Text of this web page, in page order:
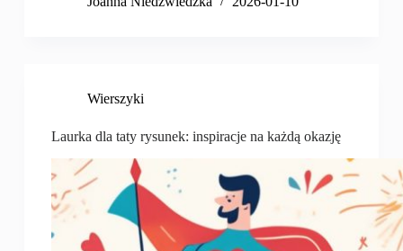
Wierszyki
Laurka dla taty rysunek: inspiracje na każdą okazję